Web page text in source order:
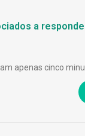
a
apenas cinco